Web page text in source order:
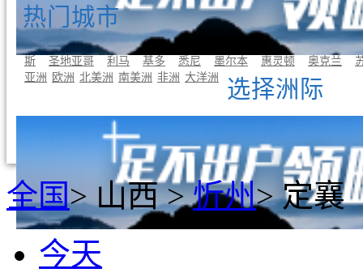
热门城市
曼谷 东京 首尔 吉隆坡 罗马 伦敦
雅典
斯
圣地亚哥 利马 基多 悉尼 墨尔本 惠灵顿 奥克兰
选择洲际
亚洲 欧洲 北美洲 南美洲 非洲 大洋洲
全国> 山西 > 忻州> 定襄
今天